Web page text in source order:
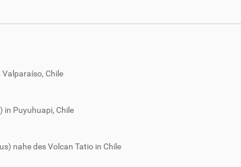
Chile
in Puyuhuapi, Chile
nahe des Volcan Tatio in Chile